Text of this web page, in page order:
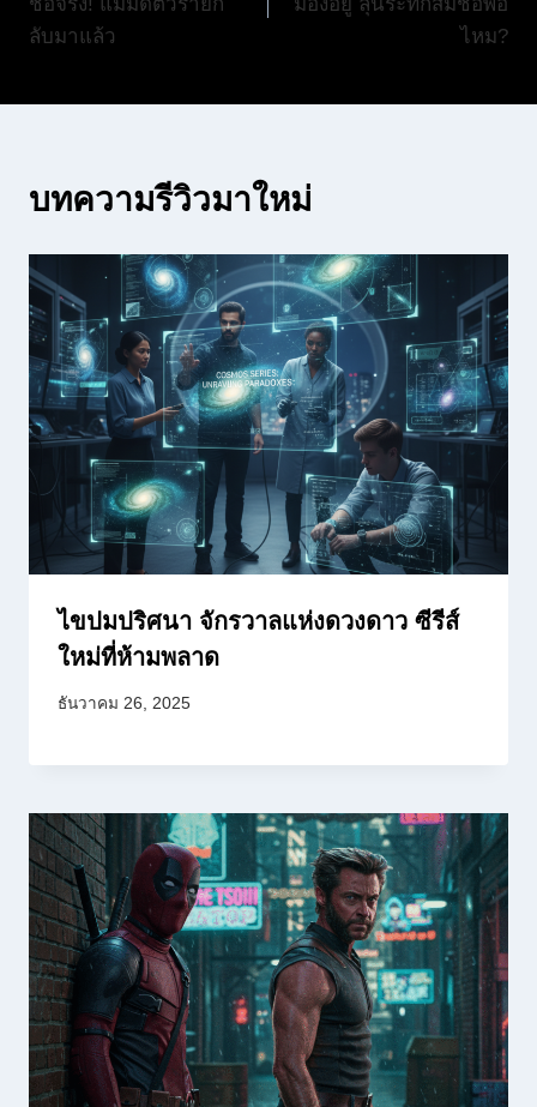
ลับมาแล้ว
ไหม?
บทความรีวิวมาใหม่
ไขปมปริศนา จักรวาลแห่งดวงดาว ซีรีส์
ใหม่ที่ห้ามพลาด
ธันวาคม 26, 2025